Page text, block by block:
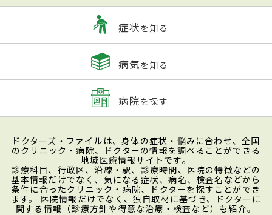
症状を知る
病気を知る
病院を探す
ドクターズ・ファイルは、身体の症状・悩みに合わせ、全国
のクリニック・病院、ドクターの情報を調べることができる
地域医療情報サイトです。
診療科目、行政区、沿線・駅、診療時間、医院の特徴などの
基本情報だけでなく、気になる症状、病名、検査名などから
条件に合ったクリニック・病院、ドクターを探すことができ
ます。 医院情報だけでなく、独自取材に基づき、ドクターに
関する情報（診療方針や得意な治療・検査など）も紹介。